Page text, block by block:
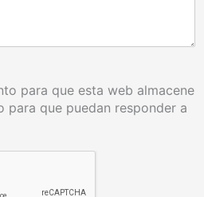
para que esta web almacene
para que puedan responder a